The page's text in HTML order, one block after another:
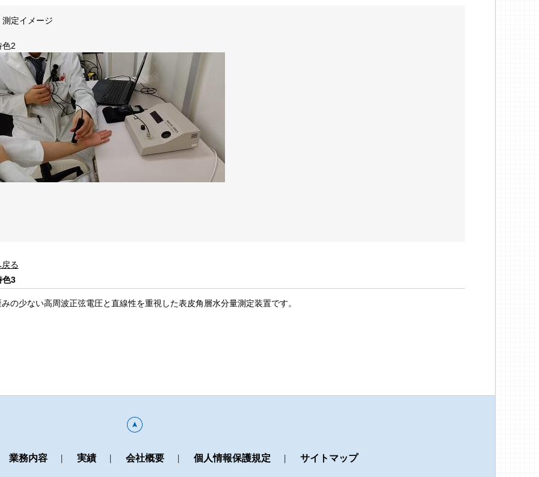
測定イメージ
色2
る
色3
の少ない高周波正弦電圧と直線性を重視した表皮角層水分量測定装置です。
業務内容 実績 会社概要 個人情報保護規定 サイトマップ